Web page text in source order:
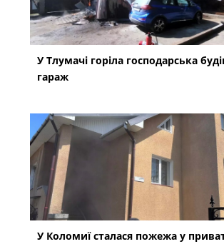
У Тлумачі горіла господарська
гараж
У Коломиї сталася пожежа у